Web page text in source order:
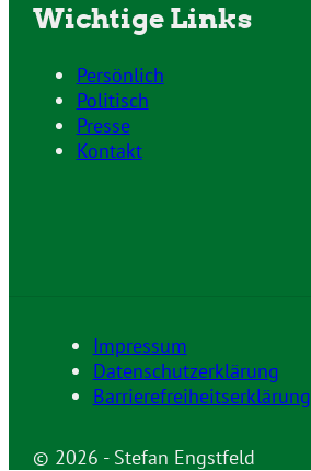
Wichtige Links
Persönlich
Politisch
Presse
Kontakt
© 2026 - Stefan Engstfeld
Impressum
Datenschutzerklärung
Barrierefreiheitserklärung